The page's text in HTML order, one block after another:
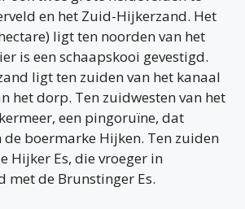
en het Zuid-Hijkerzand. Het
ligt ten noorden van het
is een schaapskooi gevestigd.
ligt ten zuiden van het kanaal
het dorp. Ten zuidwesten van het
een pingoruïne, dat
de boermarke Hijken. Ten zuiden
Hijker Es, die vroeger in
met de Brunstinger Es.